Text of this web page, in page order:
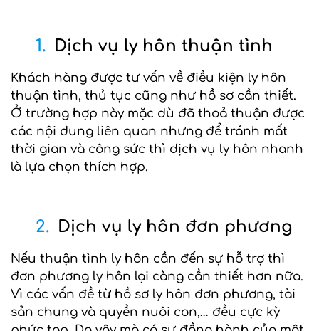
1. Dịch vụ ly hôn thuận tình
Khách hàng được tư vấn về điều kiện ly hôn
thuận tình, thủ tục cũng như hồ sơ cần thiết.
Ở trường hợp này mặc dù đã thoả thuận được
các nội dung liên quan nhưng để tránh mất
thời gian và công sức thì dịch vụ ly hôn nhanh
là lựa chọn thích hợp.
2. Dịch vụ ly hôn đơn phương
Nếu thuận tình ly hôn cần đến sự hỗ trợ thì
đơn phương ly hôn lại càng cần thiết hơn nữa.
Vì các vấn đề từ hồ sơ ly hôn đơn phương, tài
sản chung và quyền nuôi con,… đều cực kỳ